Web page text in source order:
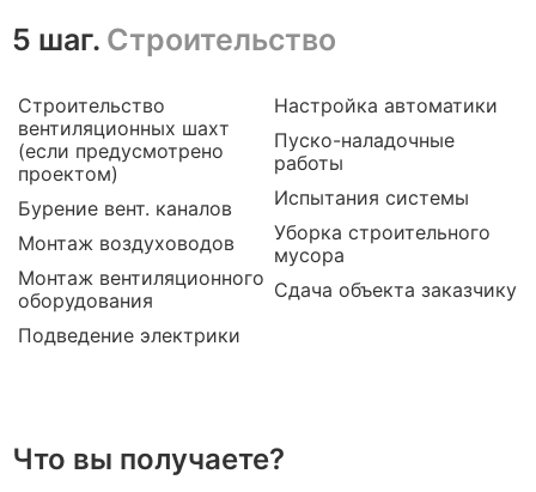
5 шаг. Строительство
Строительство
вентиляционных шахт
(если предусмотрено
проектом)
Бурение вент. каналов
Монтаж воздуховодов
Монтаж вентиляционного
оборудования
Подведение электрики
Настройка автоматики
Пуско-наладочные
работы
Испытания системы
Уборка строительного
мусора
Сдача объекта заказчику
Что вы получаете?